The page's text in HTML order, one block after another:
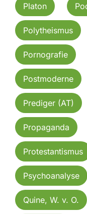
Platon
Polytheismus
Pornografie
Postmoderne
Prediger (AT)
Propaganda
Protestantismus
Psychoanalyse
Quine, W. v. O.